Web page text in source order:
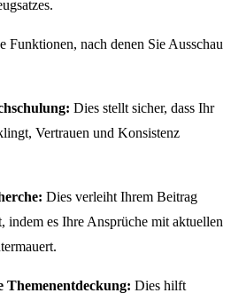
Funktionen, nach denen Sie Ausschau
Dies stellt sicher, dass Ihr
Vertrauen und Konsistenz
Dies verleiht Ihrem Beitrag
indem es Ihre Ansprüche mit aktuellen
Dies hilft